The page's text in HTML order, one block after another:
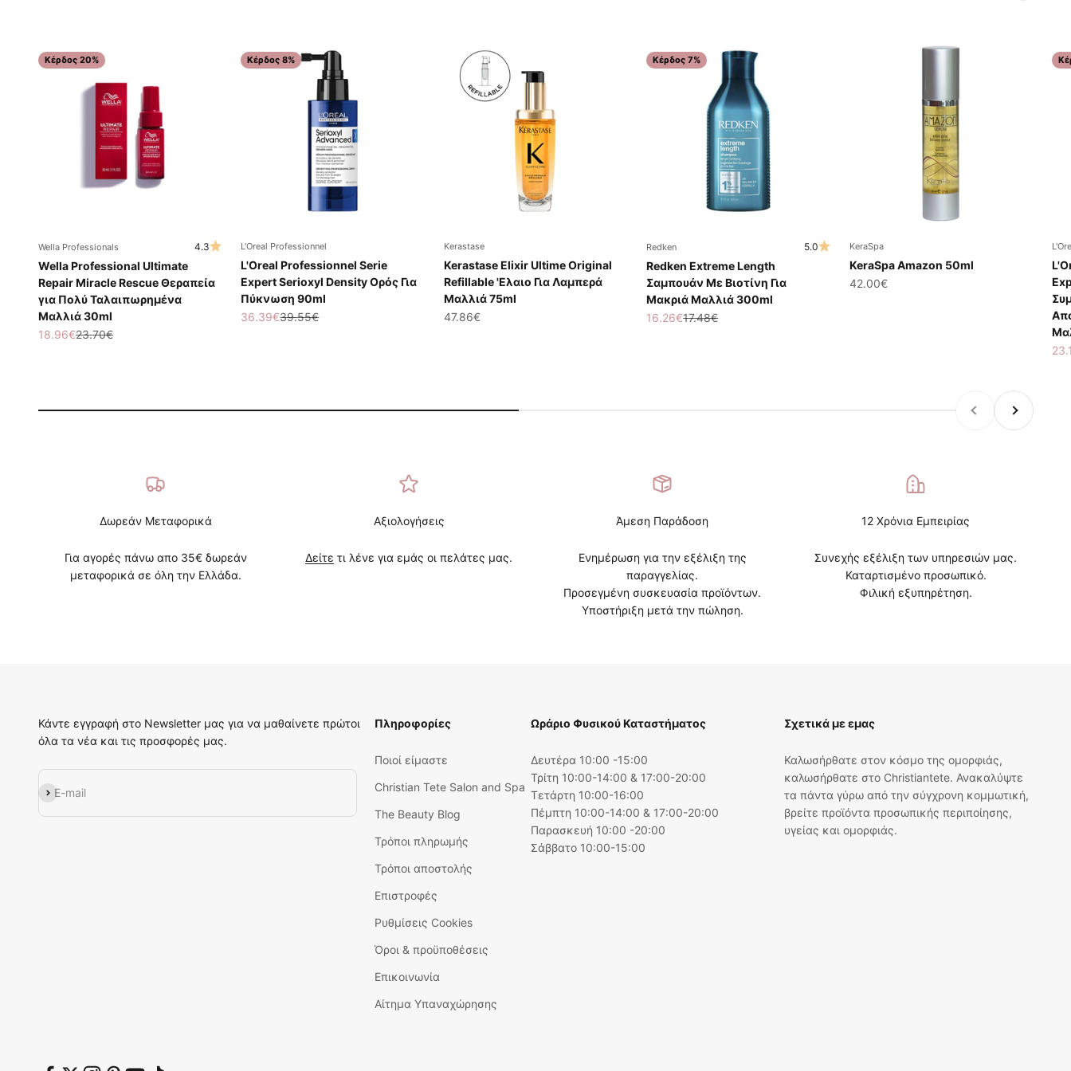
Κέρδος 20%
Wella Professionals 4.3
Wella Professional Ultimate
Repair Miracle Rescue Θεραπεία
για Πολύ Ταλαιπωρημένα
Μαλλιά 30ml
Τιμή πώλησης
18.96€Κανονική τιμή
23.70€
Κέρδος 8%
L'Oreal Professionnel
L'Oreal Professionnel Serie
Expert Serioxyl Density Ορός Για
Πύκνωση 90ml
Τιμή πώλησης
36.39€Κανονική τιμή
39.55€
Kerastase
Kerastase Elixir Ultime Original
Refillable 'Ελαιο Για Λαμπερά
Μαλλιά 75ml
Τιμή πώλησης
47.86€
Κέρδος 7%
Redken 5.0
Redken Extreme Length
Σαμπουάν Με Βιοτίνη Για
Μακριά Μαλλιά 300ml
Τιμή πώλησης
16.26€Κανονική τιμή
17.48€
KeraSpa
KeraSpa Amazon 50ml
Τιμή πώλησης
42.00€
Προηγούμενο
Επόμενο
Δωρεάν Μεταφορικά
Για αγορές πάνω απο 35€ δωρεάν
μεταφορικά σε όλη την Ελλάδα.
Αξιολογήσεις
Δείτε τι λένε για εμάς οι πελάτες μας.
Άμεση Παράδοση
Ενημέρωση για την εξέλιξη της
παραγγελίας.
Προσεγμένη συσκευασία προϊόντων.
Υποστήριξη μετά την πώληση.
12 Χρόνια Εμπειρίας
Συνεχής εξέλιξη των υπηρεσιών μας.
Καταρτισμένο προσωπικό.
Φιλική εξυπηρέτηση.
Κάντε εγγραφή στο Newsletter μας για να μαθαίνετε πρώτοι
όλα τα νέα και τις προσφορές μας.
E-mail
Εγγραφή
Πληροφορίες
Ποιοί είμαστε
Christian Tete Salon and Spa
The Beauty Blog
Τρόποι πληρωμής
Τρόποι αποστολής
Επιστροφές
Ρυθμίσεις Cookies
Όροι & προϋποθέσεις
Επικοινωνία
Αίτημα Υπαναχώρησης
Ωράριο Φυσικού Καταστήματος
Δευτέρα 10:00 -15:00
Τρίτη 10:00-14:00 & 17:00-20:00
Τετάρτη 10:00-16:00
Πέμπτη 10:00-14:00 & 17:00-20:00
Παρασκευή 10:00 -20:00
Σάββατο 10:00-15:00
Σχετικά με εμας
Καλωσήρθατε στον κόσμο της ομορφιάς,
καλωσήρθατε στο Christiantete. Ανακαλύψτε
τα πάντα γύρω από την σύγχρονη κομμωτική,
βρείτε προϊόντα προσωπικής περιποίησης,
υγείας και ομορφιάς.